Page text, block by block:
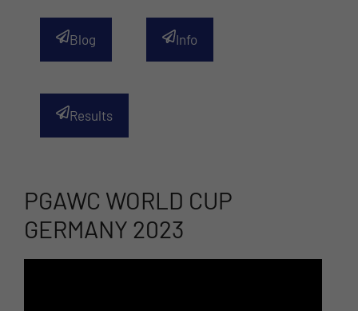
Blog Info
Results
PGAWC WORLD CUP
GERMANY 2023